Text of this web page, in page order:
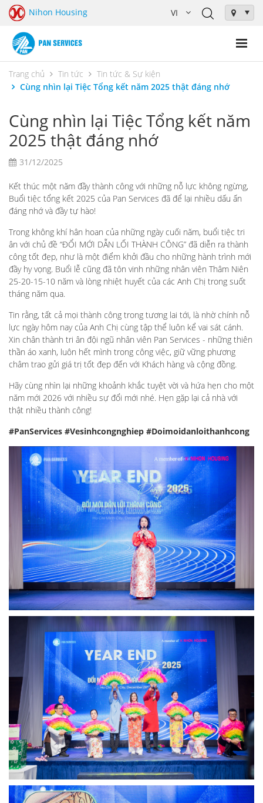
Nihon Housing
Trang chủ Tin tức
Tin tức & Sự kiện
Cùng nhìn lại Tiệc Tổng kết năm 2025 thật đáng nhớ
Cùng nhìn lại Tiệc Tổng kết năm
2025 thật đáng nhớ
31/12/2025
Kết thúc một năm đầy thành công với những nỗ lực không ngừng,
Buổi tiệc tổng kết 2025 của Pan Services đã để lại nhiều dấu ấn
đáng nhớ và đầy tự hào!
Trong không khí hân hoan của những ngày cuối năm, buổi tiệc tri
ân với chủ đề “ĐỔI MỚI DẪN LỐI THÀNH CÔNG” đã diễn ra thành
công tốt đẹp, như là một điểm khởi đầu cho những hành trình mới
đầy hy vọng. Buổi lễ cũng đã tôn vinh những nhân viên Thâm Niên
25-20-15-10 năm và lòng nhiệt huyết của các Anh Chị trong suốt
tháng năm qua.
Tin rằng, tất cả mọi thành công trong tương lai tới, là nhờ chính nỗ
lực ngày hôm nay của Anh Chị cùng tập thể luôn kể vai sát cánh.
Xin chân thành tri ân đội ngũ nhân viên Pan Services - những thiên
thần áo xanh, luôn hết mình trong công việc, giữ vững phương
châm trao gửi giá trị tốt đẹp đến với Khách hàng và cộng đồng.
Hãy cùng nhìn lại những khoảnh khắc tuyệt vời và hứa hẹn cho một
năm mới 2026 với nhiều sự đổi mới nhé. Hẹn gặp lại cả nhà với
thật nhiều thành công!
#PanServices #Vesinhcongnghiep #Doimoidanloithanhcong